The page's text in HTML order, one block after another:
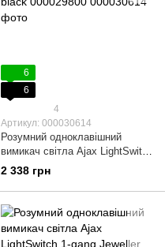
6
6
4
Артикул: 000030614
Розумний одноклавішний
вимикач світла Ajax LightSwitch
1-gang Jeweller black 000029800
2 338 грн